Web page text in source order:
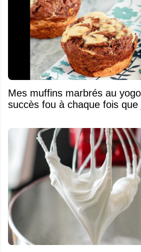
Mes muffins marbrés au
succès fou à chaque fois que